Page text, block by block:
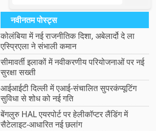
नवीनतम पोस्ट्स
कोलंबिया में नई राजनीतिक दिशा, अबेलार्दो दे ला
एस्प्रिएला ने संभाली कमान
सीमावर्ती इलाकों में नवीकरणीय परियोजनाओं पर नई
सुरक्षा सख्ती
आईआईटी दिल्ली में एआई-संचालित सुपरकंप्यूटिंग
सुविधा से शोध को नई गति
बेंगलुरु HAL एयरपोर्ट पर हेलीकॉप्टर लैंडिंग में
सैटेलाइट-आधारित नई छलांग